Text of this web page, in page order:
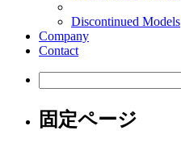
Discontinued Models
Company
Contact
固定ページ